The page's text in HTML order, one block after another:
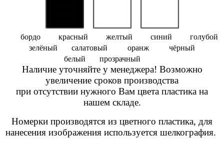
бордо красный желтый синий голубой
зелёный салатовый оранж чёрный
белый прозрачный
Наличие уточняйте у менеджера! Возможно
увеличение сроков производства
при отсутствии нужного Вам цвета пластика на
нашем складе.
Номерки производятся из цветного пластика, для
нанесения изображения используется шелкография.